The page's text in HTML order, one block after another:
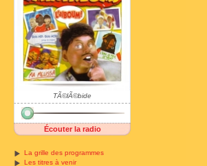
TÃ©lÃ©bide
Écouter la radio
La grille des programmes
Les titres à venir